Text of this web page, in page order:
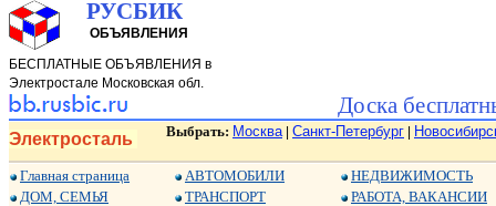
РУСБИК
ОБЪЯВЛЕНИЯ
БЕСПЛАТНЫЕ ОБЪЯВЛЕНИЯ в
Электростале Московская обл.
Доска
Электросталь Выбрать: Москва| Санкт-Петербург
Главная страница
ДОМ, СЕМЬЯ
АВТОМОБИЛИ
ТРАНСПОРТ
НЕДВИЖИМОСТЬ
РАБОТА, ВАКАНСИИ